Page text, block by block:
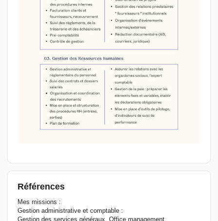
Références
Mes missions :
Gestion administrative et comptable :
Gestion des services généraux, Office management,